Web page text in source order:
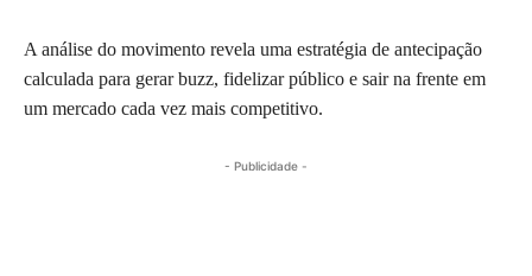
A análise do movimento revela uma estratégia de antecipação
calculada para gerar buzz, fidelizar público e sair na frente em
um mercado cada vez mais competitivo.
- Publicidade -